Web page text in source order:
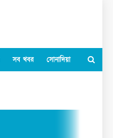
সব খবর সোনাদিয়া